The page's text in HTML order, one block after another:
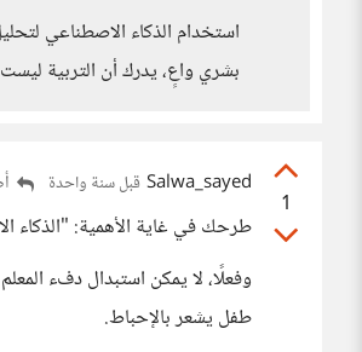
استخدام الذكاء الاصطناعي
بشري واعٍ، يدرك أن التربية
1
Salwa_sayed قبل سنة واحدة
طرحك في غاية الأهمية: "الذكاء
وفعلًا، لا يمكن استبدال دفء
طفل يشعر بالإحباط.